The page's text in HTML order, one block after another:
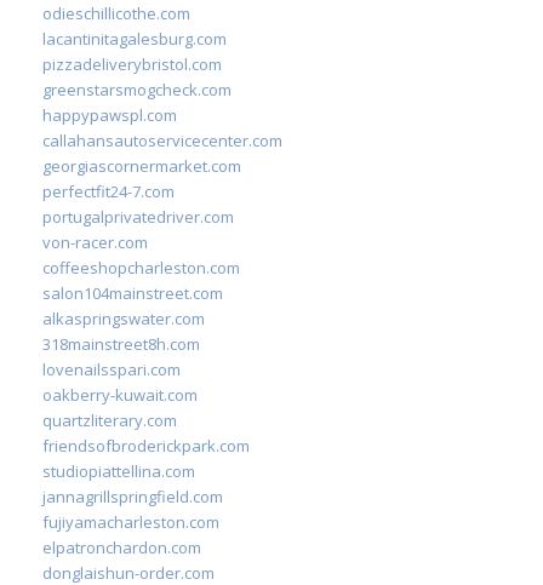
odieschillicothe.com
lacantinitagalesburg.com
pizzadeliverybristol.com
greenstarsmogcheck.com
happypawspl.com
callahansautoservicecenter.com
georgiascornermarket.com
perfectfit24-7.com
portugalprivatedriver.com
von-racer.com
coffeeshopcharleston.com
salon104mainstreet.com
alkaspringswater.com
318mainstreet8h.com
lovenailsspari.com
oakberry-kuwait.com
quartzliterary.com
friendsofbroderickpark.com
studiopiattellina.com
jannagrillspringfield.com
fujiyamacharleston.com
elpatronchardon.com
donglaishun-order.com